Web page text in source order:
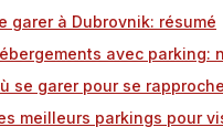
garer à Dubrovnik: résumé
avec parking:
se garer pour se
meilleurs parkings pour